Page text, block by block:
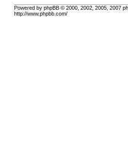
Powered by phpBB © 2000, 2002, 2005, 2007
http://www.phpbb.com/